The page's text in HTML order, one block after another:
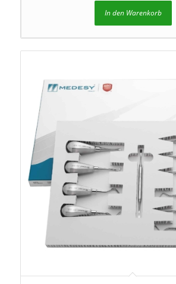
In den Warenkorb